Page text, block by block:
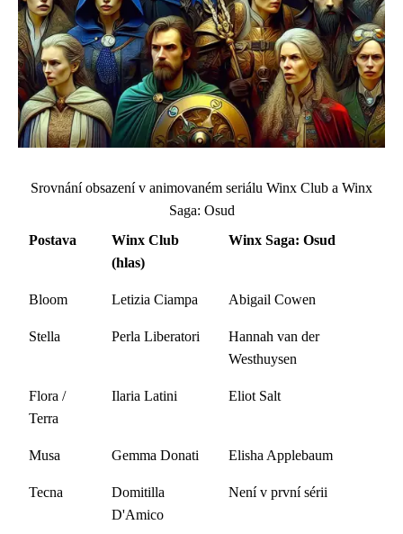
Srovnání obsazení v animovaném seriálu Winx Club a Winx
Saga: Osud
Postava
Winx Club
(hlas)
Winx Saga: Osud
Bloom Letizia Ciampa Abigail Cowen
Stella Perla Liberatori
Hannah van der
Westhuysen
Flora /
Terra
Ilaria Latini Eliot Salt
Musa Gemma Donati Elisha Applebaum
Tecna
Domitilla
D'Amico
Není v první sérii